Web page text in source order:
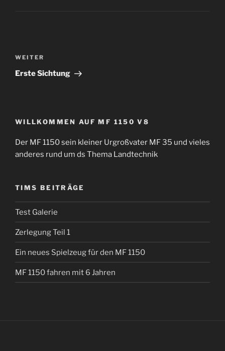
Nächster
Beitrag
WEITER
Erste Sichtung
WILLKOMMEN AUF MF 1150 V8
Der MF 1150 sein kleiner Urgroßvater MF 35 und vieles
anderes rund um ds Thema Landtechnik
TIMS BEITRÄGE
Test Galerie
Zerlegung Teil 1
Ein neues Spielzeug für den MF 1150
MF 1150 fahren mit 6 Jahren